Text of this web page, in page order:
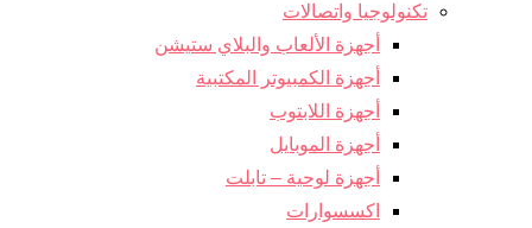
تكنولوجيا واتصالات
أجهزة الألعاب والبلاي ستيشن
أجهزة الكمبيوتر المكتبية
أجهزة اللابتوب
أجهزة الموبايل
أجهزة لوحية – تابلت
اكسسوارات